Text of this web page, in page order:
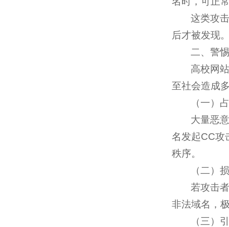
这类攻
后才被发现
二、警
高校网
至社会造成
（一）
大量恶
名发起CC攻
秩序。
（二）
若攻击
非法域名，
（三）